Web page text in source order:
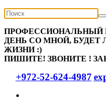
ПРОФЕССИОНАЛЬНЫЙ
ДЕНЬ СО МНОЙ,
ЖИЗНИ :)
ПИШИТЕ! ЗВОНИТЕ !
+972-52-624-4987